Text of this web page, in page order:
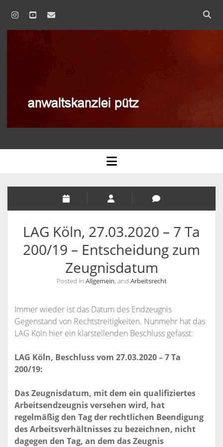
instagram
youtubeemail
AGB
BLOG
DATENSCHUTZERKLÄRUNG
IMPRESSUM
KANZLEI
KONTAKT / INFORMATIONEN
ANFAHRT
INFORMATIONEN
SPRECHZEITEN
VOLLMACHT
WIDERRUFSBELEHRUNG BEI FERNABSATZVERTRÄGEN
RECHTSANWÄLTE
RECHTSANWALT NILS PÜTZ
SCHULUNGSANGEBOTE
RECHTLICHES UPDATE FÜR AUSBILDER
RECHTSSICHER IM INTERNET – WETTBEWERBSRECHT,
ARKENRECHT
URHEBERRECHT, LIZENZRECHT, ÄUSSERUNGSRECHT, P
ERSÖNLICHKEITSRECHT
open
menu
LAG Köln, 27.03.2020 – 7 Ta
200/19 – Entscheidung zum
Zeugnisdatum
Posted in Allgemein, and Arbeitsrecht
Immer wieder ist das Datum des Endzeugnis
Gegenstand von Rechtstreitigkeiten. Nunmehr hat das
LAG Köln hier ein klarstellenden Beschluss gefasst:
LAG Köln, Beschluss vom 27.03.2020 – 7 Ta
200/19:
Das Zeugnisdatum, mit dem ein qualifiziertes
Arbeitsendzeugnis versehen wird, hat
regelmäßig den Tag der rechtlichen Beendigung
des Arbeitsverhältnisses zu bezeichnen, nicht
dagegen den Tag, an dem das Zeugnis